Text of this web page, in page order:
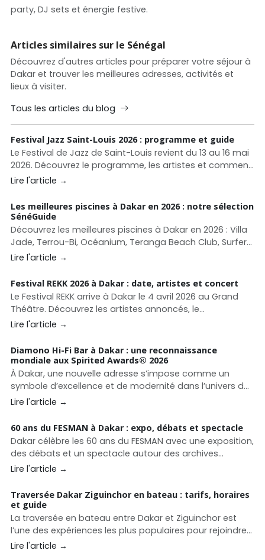
party, DJ sets et énergie festive.
Articles similaires sur le Sénégal
Découvrez d'autres articles pour préparer votre séjour à
Dakar et trouver les meilleures adresses, activités et
lieux à visiter.
Tous les articles du blog
Festival Jazz Saint-Louis 2026 : programme et guide
Le Festival de Jazz de Saint-Louis revient du 13 au 16 mai
2026. Découvrez le programme, les artistes et comment
organiser votre séjour.
Lire l'article →
Les meilleures piscines à Dakar en 2026 : notre sélection
SénéGuide
Découvrez les meilleures piscines à Dakar en 2026 : Villa
Jade, Terrou-Bi, Océanium, Teranga Beach Club, Surfer
Paradise, La Pointe des Almadies et autres adresses
Dakar.
Lire l'article →
Festival REKK 2026 à Dakar : date, artistes et concert
Le Festival REKK arrive à Dakar le 4 avril 2026 au Grand
Théâtre. Découvrez les artistes annoncés, le
programme et toutes les informations pour assister à
Lire l'article →
Diamono Hi-Fi Bar à Dakar : une reconnaissance
mondiale aux Spirited Awards®️ 2026
À Dakar, une nouvelle adresse s’impose comme un
symbole d’excellence et de modernité dans l’univers de
la mixologie : le Diamono Hi-Fi Bar. Déjà reconnu pour
majeur en intégrant le Top 10 Middle East &amp; Africa
des prestigieux Spirited Awards®️ 2026
Lire l'article →
60 ans du FESMAN à Dakar : expo, débats et spectacle
Dakar célèbre les 60 ans du FESMAN avec une exposition,
des débats et un spectacle autour des archives
africaines. Un événement culturel majeur entre mémoire
Lire l'article →
Traversée Dakar Ziguinchor en bateau : tarifs, horaires
et guide
La traversée en bateau entre Dakar et Ziguinchor est
l’une des expériences les plus populaires pour rejoindre
la Casamance. Découvrez les horaires du ferry Aline
Lire l'article →